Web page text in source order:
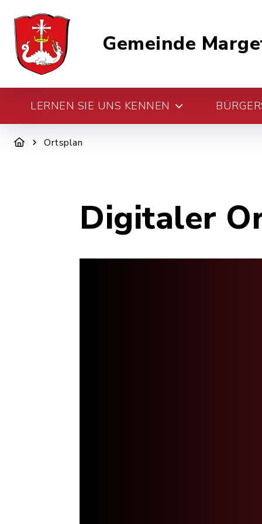
Gemeinde
LERNEN SIE UNS KENNEN
Ortsplan
Digitaler